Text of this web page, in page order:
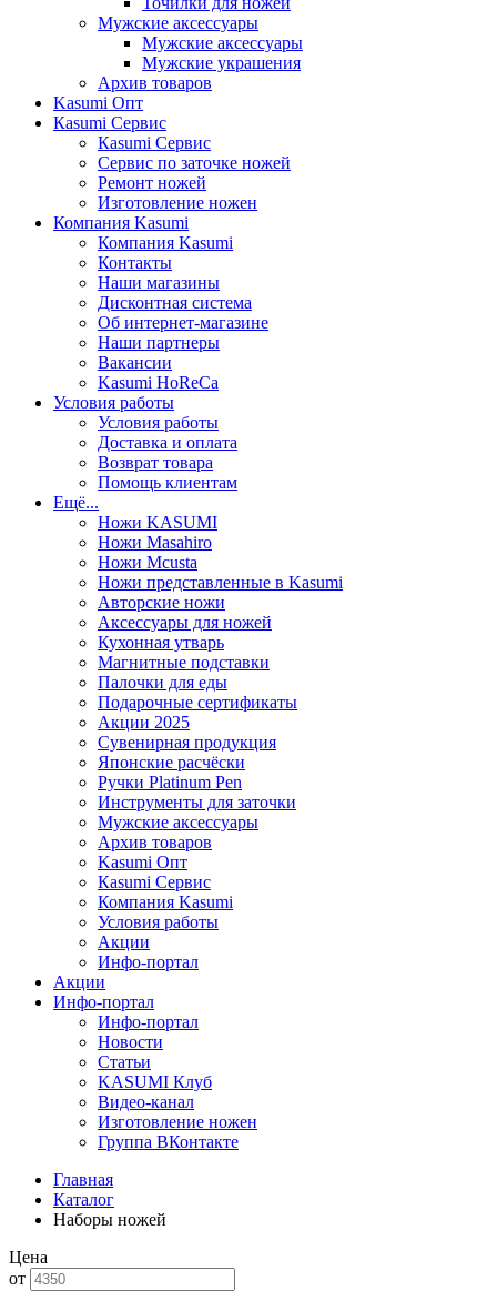
Мужские аксессуары
Мужские аксессуары
Мужские украшения
Архив товаров
Kasumi Опт
Кasumi Сервис
Кasumi Сервис
Сервис по заточке ножей
Ремонт ножей
Изготовление ножен
Компания Kasumi
Компания Kasumi
Контакты
Наши магазины
Дисконтная система
Об интернет-магазине
Наши партнеры
Вакансии
Kasumi HoReCa
Условия работы
Условия работы
Доставка и оплата
Возврат товара
Помощь клиентам
Ещё...
Ножи KASUMI
Ножи Masahiro
Ножи Mcusta
Ножи представленные в Kasumi
Авторские ножи
Аксессуары для ножей
Кухонная утварь
Магнитные подставки
Палочки для еды
Подарочные сертификаты
Акции 2025
Сувенирная продукция
Японские расчёски
Ручки Platinum Pen
Инструменты для заточки
Мужские аксессуары
Архив товаров
Kasumi Опт
Кasumi Сервис
Компания Kasumi
Условия работы
Акции
Инфо-портал
Акции
Инфо-портал
Инфо-портал
Новости
Статьи
KASUMI Клуб
Видео-канал
Изготовление ножен
Группа ВКонтакте
Главная
Каталог
Наборы ножей
Цена
от